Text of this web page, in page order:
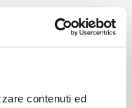
contenuti ed